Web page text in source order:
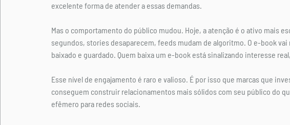
excelente forma de atender a essas demandas.
Mas o comportamento do público mudou. Hoje, a atenção é o ativo mais
segundos, stories desaparecem, feeds mudam de algoritmo. O e-book
baixado e guardado. Quem baixa um e-book está sinalizando interesse
Esse nível de engajamento é raro e valioso. É por isso que marcas que
conseguem construir relacionamentos mais sólidos com seu público do
efêmero para redes sociais.